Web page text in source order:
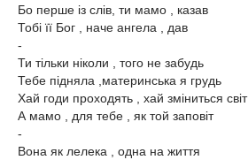
Бо перше із слів, ти мамо , казав
Тобі її Бог , наче ​ангела , дав
-
Ти тільки ніколи , того не забудь
Тебе підняла ,материнська я грудь
Хай годи проходять , хай зміниться світ
А мамо , для тебе , як той заповіт
-
Вона як лелека , одна на життя